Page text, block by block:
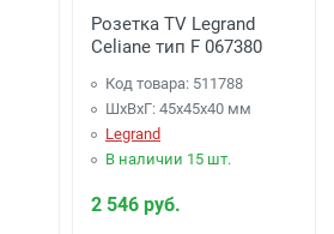
Розетка TV Legrand
Celiane тип F 067380
Код товара: 511788
ШхВхГ: 45x45x40 мм
Legrand
В наличии 15 шт.
2 546 руб.